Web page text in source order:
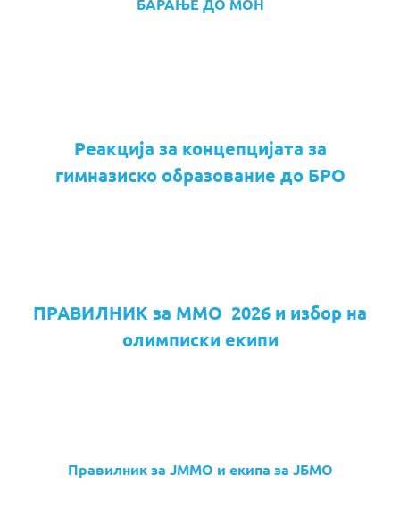
БАРАЊЕ ДО МОН
Реакција за концепцијата за
гимназиско образование до БРО
ПРАВИЛНИК за ММО 2026 и избор на
олимписки екипи
Правилник за ЈММО и екипа за ЈБМО